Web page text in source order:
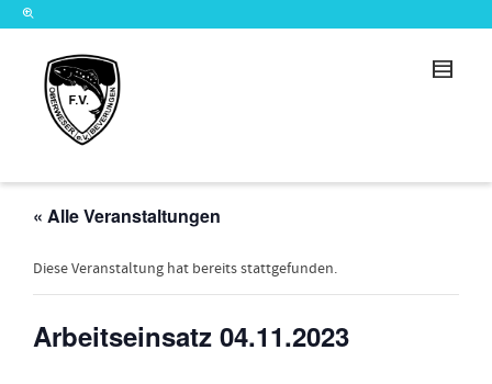
« Alle Veranstaltungen
Diese Veranstaltung hat bereits stattgefunden.
Arbeitseinsatz 04.11.2023